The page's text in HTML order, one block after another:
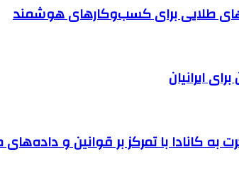
طلایی برای کسب‌وکارهای هوشمند
ایرانیان
کانادا با تمرکز بر قوانین و داده‌های